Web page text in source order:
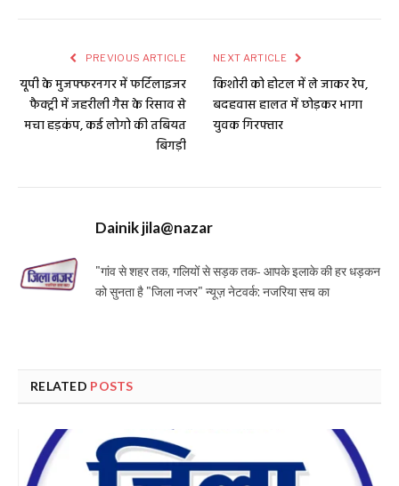
PREVIOUS ARTICLE
यूपी के मुजफ्फरनगर में फर्टिलाइजर
फैक्ट्री में जहरीली गैस के रिसाव से
मचा हड़कंप, कई लोगो की तबियत
बिगड़ी
NEXT ARTICLE
किशोरी को होटल में ले जाकर रेप,
बदहवास हालत में छोड़कर भागा
युवक गिरफ्तार
Dainik jila@nazar
"गांव से शहर तक, गलियों से सड़क तक- आपके इलाके की हर धड़कन
को सुनता है "जिला नजर" न्यूज़ नेटवर्क: नजरिया सच का
RELATED POSTS